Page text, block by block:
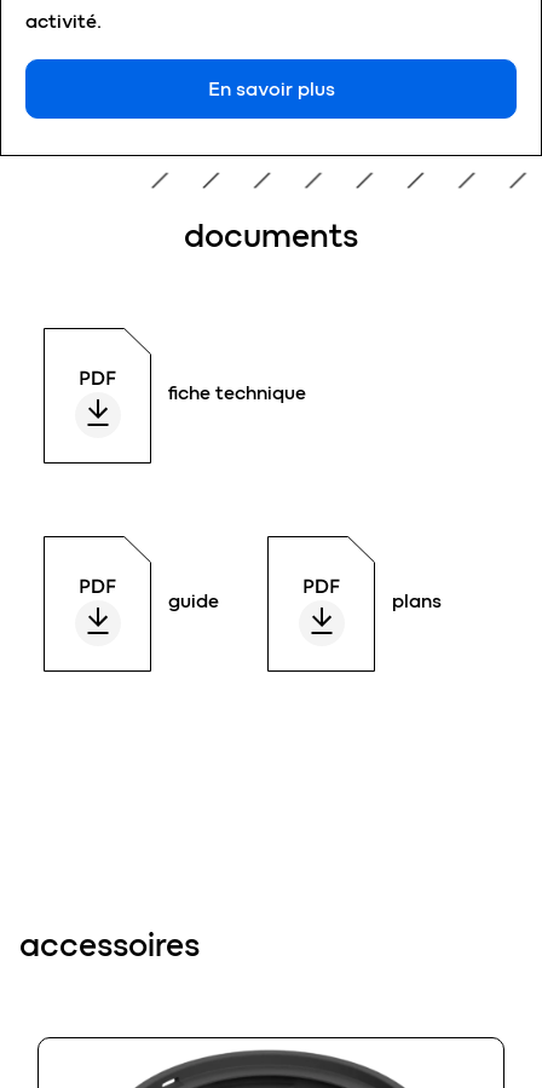
activité.
En savoir plus
documents
fiche technique
guide plans
accessoires